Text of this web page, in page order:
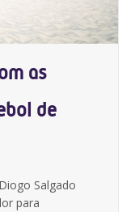
as
de
Salgado
para